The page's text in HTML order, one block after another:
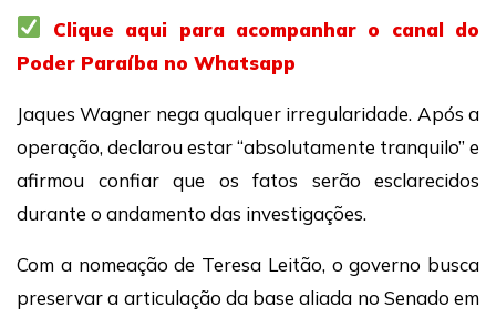
Clique aqui para acompanhar o canal do
Poder Paraíba no Whatsapp
Jaques Wagner nega qualquer irregularidade. Após a
operação, declarou estar “absolutamente tranquilo” e
afirmou confiar que os fatos serão esclarecidos
durante o andamento das investigações.
Com a nomeação de Teresa Leitão, o governo busca
preservar a articulação da base aliada no Senado em